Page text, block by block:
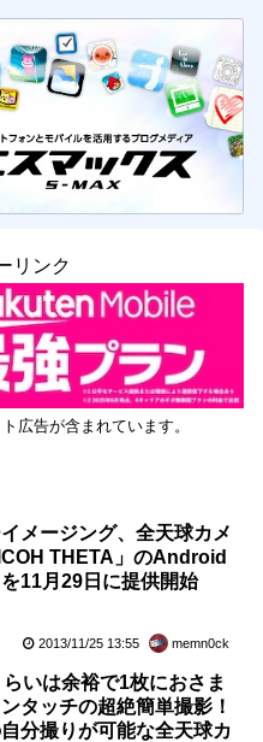
リンク
広告が含まれています。
メージング、全天球カメ
THETA」のAndroid
11月29日に提供開始
2013/11/25 13:55 memn0ck
いは余裕で1枚におさま
タッチの超絶簡単撮影！
分撮りが可能な全天球カ